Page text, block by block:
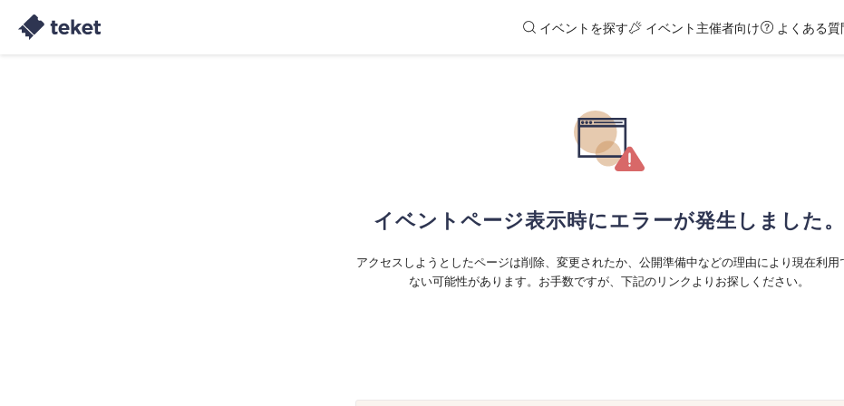
イベントを探す イベント主催者向け よくある質
イベントページ表示時にエラーが発生しました。
アクセスしようとしたページは削除、変更されたか、公開準備中などの理由により現在利用
ない可能性があります。お手数ですが、下記のリンクよりお探しください。